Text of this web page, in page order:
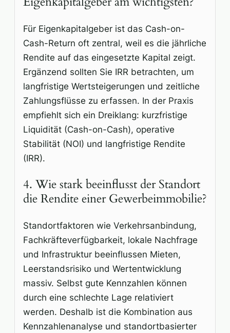
Für Eigenkapitalgeber ist das Cash-on-
Cash-Return oft zentral, weil es die jährliche
Rendite auf das eingesetzte Kapital zeigt.
Ergänzend sollten Sie IRR betrachten, um
langfristige Wertsteigerungen und zeitliche
Zahlungsflüsse zu erfassen. In der Praxis
empfiehlt sich ein Dreiklang: kurzfristige
Liquidität (Cash-on-Cash), operative
Stabilität (NOI) und langfristige Rendite
(IRR).
4. Wie stark beeinflusst der Standort
die Rendite einer Gewerbeimmobilie?
Standortfaktoren wie Verkehrsanbindung,
Fachkräfteverfügbarkeit, lokale Nachfrage
und Infrastruktur beeinflussen Mieten,
Leerstandsrisiko und Wertentwicklung
massiv. Selbst gute Kennzahlen können
durch eine schlechte Lage relativiert
werden. Deshalb ist die Kombination aus
Kennzahlenanalyse und standortbasierter